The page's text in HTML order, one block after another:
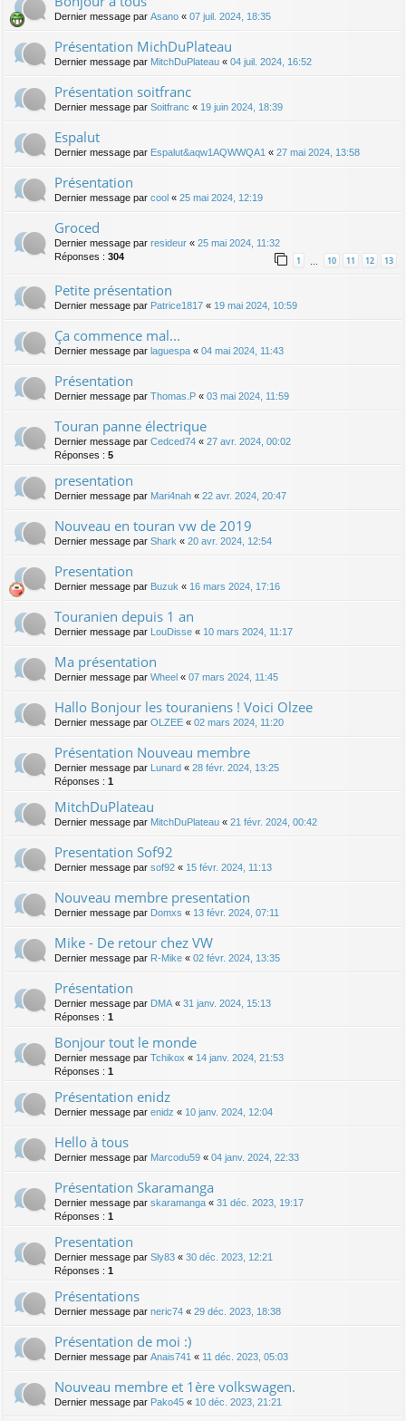
Dernier message par Asano « 07 juil. 2024, 18:35
Présentation MichDuPlateau
Dernier message par MitchDuPlateau « 04 juil. 2024, 16:52
Présentation soitfranc
Dernier message par Soitfranc « 19 juin 2024, 18:39
Espalut
Dernier message par Espalut&aqw1AQWWQA1 « 27 mai 2024, 13:58
Présentation
Dernier message par cool « 25 mai 2024, 12:19
Groced
Dernier message par resideur « 25 mai 2024, 11:32
Réponses : 304 1 10 11 12 13
Petite présentation
Dernier message par Patrice1817 « 19 mai 2024, 10:59
Ça commence mal...
Dernier message par laguespa « 04 mai 2024, 11:43
Présentation
Dernier message par Thomas.P « 03 mai 2024, 11:59
Touran panne électrique
Dernier message par Cedced74 « 27 avr. 2024, 00:02
Réponses : 5
presentation
Dernier message par Mari4nah « 22 avr. 2024, 20:47
Nouveau en touran vw de 2019
Dernier message par Shark « 20 avr. 2024, 12:54
Presentation
Dernier message par Buzuk « 16 mars 2024, 17:16
Touranien depuis 1 an
Dernier message par LouDisse « 10 mars 2024, 11:17
Ma présentation
Dernier message par Wheel « 07 mars 2024, 11:45
Hallo Bonjour les touraniens ! Voici Olzee
Dernier message par OLZEE « 02 mars 2024, 11:20
Présentation Nouveau membre
Dernier message par Lunard « 28 févr. 2024, 13:25
Réponses : 1
MitchDuPlateau
Dernier message par MitchDuPlateau « 21 févr. 2024, 00:42
Presentation Sof92
Dernier message par sof92 « 15 févr. 2024, 11:13
Nouveau membre presentation
Dernier message par Domxs « 13 févr. 2024, 07:11
Mike - De retour chez VW
Dernier message par R-Mike « 02 févr. 2024, 13:35
Présentation
Dernier message par DMA « 31 janv. 2024, 15:13
Réponses : 1
Bonjour tout le monde
Dernier message par Tchikox « 14 janv. 2024, 21:53
Réponses : 1
Présentation enidz
Dernier message par enidz « 10 janv. 2024, 12:04
Hello à tous
Dernier message par Marcodu59 « 04 janv. 2024, 22:33
Présentation Skaramanga
Dernier message par skaramanga « 31 déc. 2023, 19:17
Réponses : 1
Presentation
Dernier message par Sly83 « 30 déc. 2023, 12:21
Réponses : 1
Présentations
Dernier message par neric74 « 29 déc. 2023, 18:38
Présentation de moi :)
Dernier message par Anais741 « 11 déc. 2023, 05:03
Nouveau membre et 1ère volkswagen.
Dernier message par Pako45 « 10 déc. 2023, 21:21